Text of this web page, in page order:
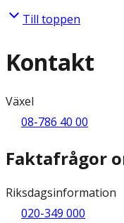
Till toppen
Kontakt
Växel
08-786 40 00
Faktafrågor
Riksdagsinformation
020-349 000